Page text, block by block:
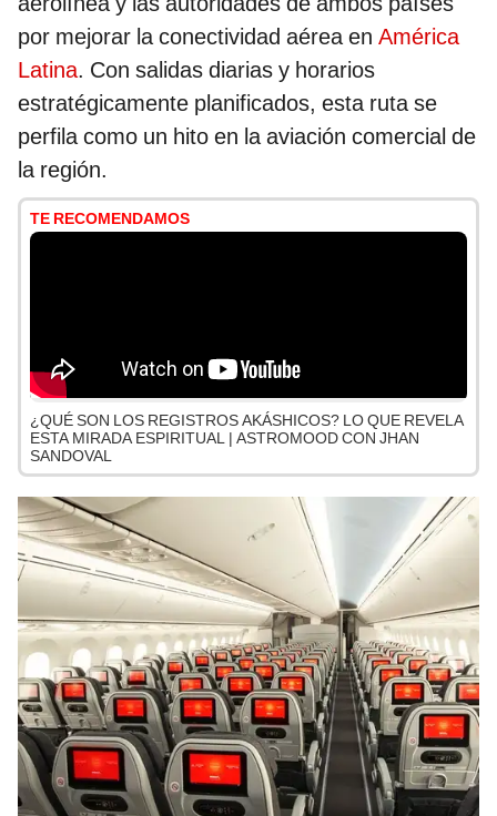
por mejorar la conectividad aérea en América
Latina. Con salidas diarias y horarios
estratégicamente planificados, esta ruta se
perfila como un hito en la aviación comercial de
la región.
TE RECOMENDAMOS
¿QUÉ SON LOS REGISTROS AKÁSHICOS? LO QUE REVELA
ESTA MIRADA ESPIRITUAL | ASTROMOOD CON JHAN
SANDOVAL